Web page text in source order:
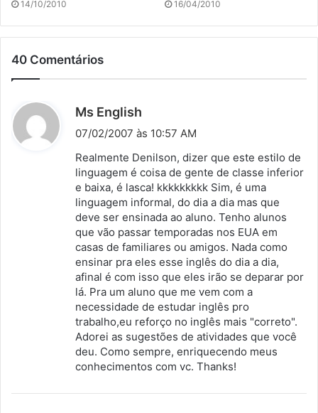
14/10/2010 16/04/2010
40 Comentários
Ms English
i
s
e
:
07/02/2007 às 10:57 AM
Realmente Denilson, dizer que este estilo de
linguagem é coisa de gente de classe inferior
e baixa, é lasca! kkkkkkkkk Sim, é uma
linguagem informal, do dia a dia mas que
deve ser ensinada ao aluno. Tenho alunos
que vão passar temporadas nos EUA em
casas de familiares ou amigos. Nada como
ensinar pra eles esse inglês do dia a dia,
afinal é com isso que eles irão se deparar por
lá. Pra um aluno que me vem com a
necessidade de estudar inglês pro
trabalho,eu reforço no inglês mais "correto".
Adorei as sugestões de atividades que você
deu. Como sempre, enriquecendo meus
conhecimentos com vc. Thanks!